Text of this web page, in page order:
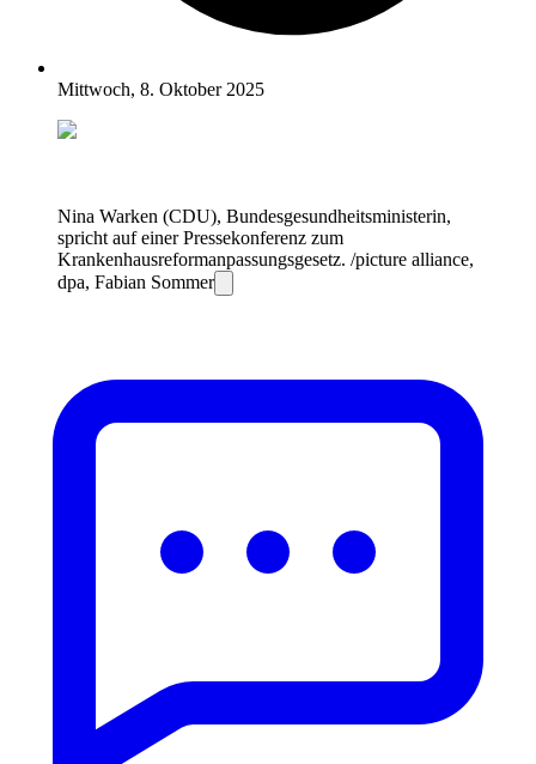
Mittwoch, 8. Oktober 2025
Nina Warken (CDU), Bundesgesundheitsministerin,
spricht auf einer Pressekonferenz zum
Krankenhausreformanpassungsgesetz. /picture alliance,
dpa, Fabian Sommer